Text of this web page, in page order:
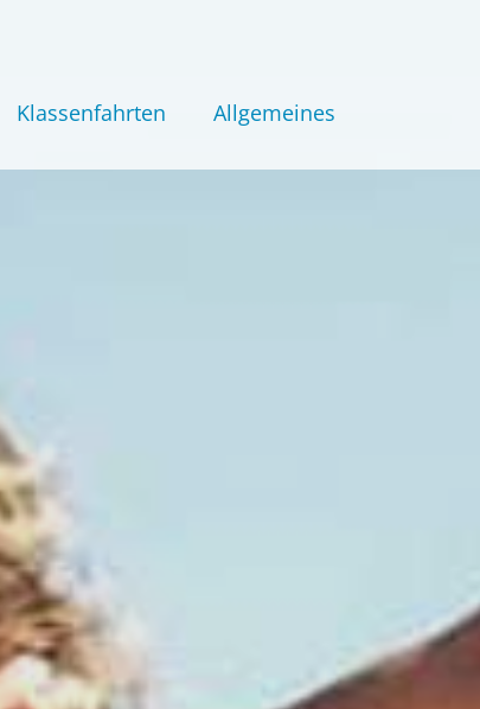
Klassenfahrten Allgemeines